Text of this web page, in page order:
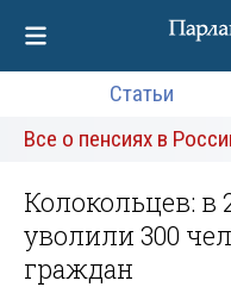
Статьи
Все о пенсиях в
Колокольцев: в
уволили 300
граждан